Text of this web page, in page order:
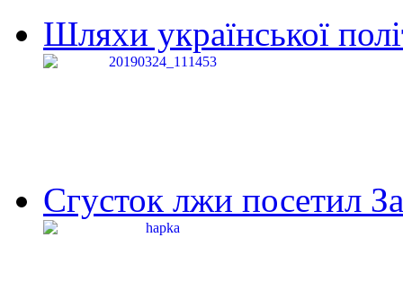
Шляхи української
Сгусток лжи посетил